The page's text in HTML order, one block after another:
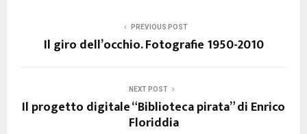
PREVIOUS POST
Il giro dell’occhio. Fotografie 1950-2010
NEXT POST
Il progetto digitale “Biblioteca pirata” di Enrico
Floriddia